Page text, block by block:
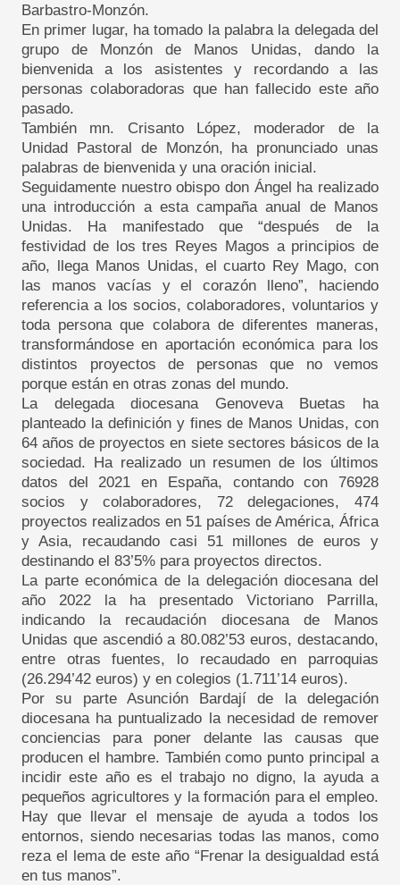
Barbastro-Monzón.
En primer lugar, ha tomado la palabra la delegada del
grupo de Monzón de Manos Unidas, dando la
bienvenida a los asistentes y recordando a las
personas colaboradoras que han fallecido este año
pasado.
También mn. Crisanto López, moderador de la
Unidad Pastoral de Monzón, ha pronunciado unas
palabras de bienvenida y una oración inicial.
Seguidamente nuestro obispo don Ángel ha realizado
una introducción a esta campaña anual de Manos
Unidas. Ha manifestado que “después de la
festividad de los tres Reyes Magos a principios de
año, llega Manos Unidas, el cuarto Rey Mago, con
las manos vacías y el corazón lleno”, haciendo
referencia a los socios, colaboradores, voluntarios y
toda persona que colabora de diferentes maneras,
transformándose en aportación económica para los
distintos proyectos de personas que no vemos
porque están en otras zonas del mundo.
La delegada diocesana Genoveva Buetas ha
planteado la definición y fines de Manos Unidas, con
64 años de proyectos en siete sectores básicos de la
sociedad. Ha realizado un resumen de los últimos
datos del 2021 en España, contando con 76928
socios y colaboradores, 72 delegaciones, 474
proyectos realizados en 51 países de América, África
y Asia, recaudando casi 51 millones de euros y
destinando el 83’5% para proyectos directos.
La parte económica de la delegación diocesana del
año 2022 la ha presentado Victoriano Parrilla,
indicando la recaudación diocesana de Manos
Unidas que ascendió a 80.082’53 euros, destacando,
entre otras fuentes, lo recaudado en parroquias
(26.294’42 euros) y en colegios (1.711’14 euros).
Por su parte Asunción Bardají de la delegación
diocesana ha puntualizado la necesidad de remover
conciencias para poner delante las causas que
producen el hambre. También como punto principal a
incidir este año es el trabajo no digno, la ayuda a
pequeños agricultores y la formación para el empleo.
Hay que llevar el mensaje de ayuda a todos los
entornos, siendo necesarias todas las manos, como
reza el lema de este año “Frenar la desigualdad está
en tus manos”.